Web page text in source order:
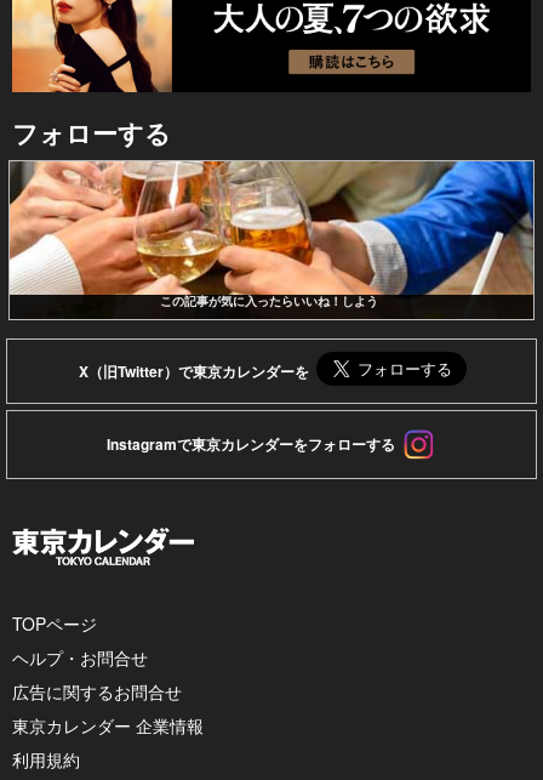
フォローする
この記事が気に入ったらいいね！しよう
X（旧Twitter）で東京カレンダーを
Instagramで東京カレンダーをフォローする
TOPページ
ヘルプ・お問合せ
広告に関するお問合せ
東京カレンダー 企業情報
利用規約